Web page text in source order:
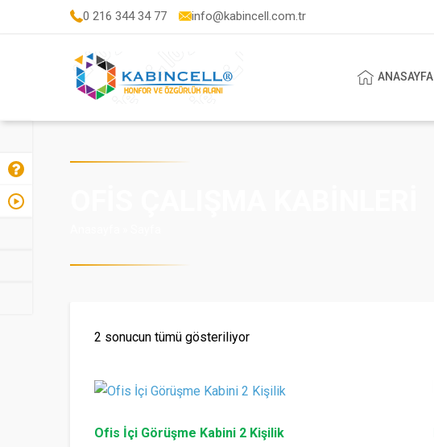
0 216 344 34 77 info@kabincell.com.tr
ANASAYFA
2 sonucun tümü gösteriliyorPopülerliğe
Ofis İçi Görüşme Kabini 2 Kişilik